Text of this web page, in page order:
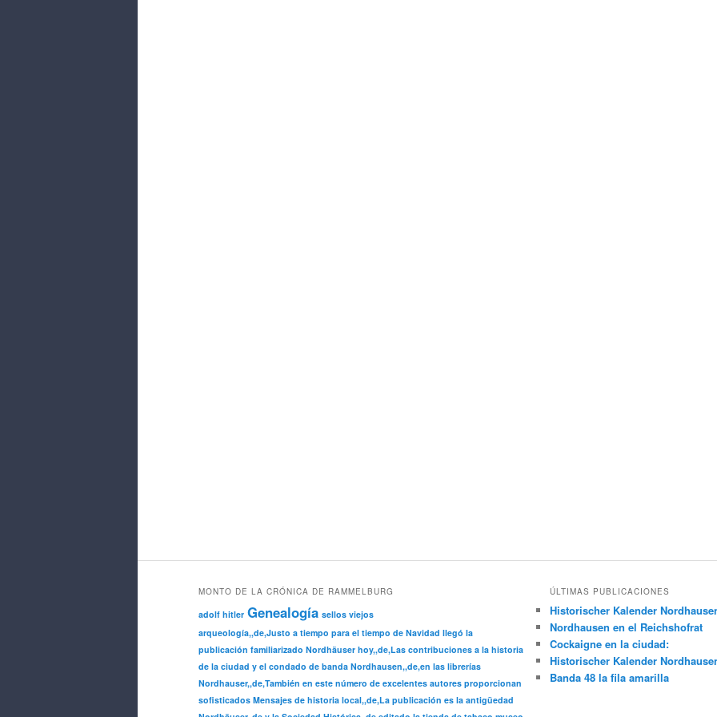
MONTO DE LA CRÓNICA DE RAMMELBURG
adolf hitler Genealogía sellos viejos
arqueología,,de,Justo a tiempo para el tiempo de Navidad llegó la
publicación familiarizado Nordhäuser hoy,,de,Las contribuciones a la historia
de la ciudad y el condado de banda Nordhausen,,de,en las librerías
Nordhauser,,de,También en este número de excelentes autores proporcionan
sofisticados Mensajes de historia local,,de,La publicación es la antigüedad
ÚLTIMAS PUBLICACIONES
Historischer Kalender
Nordhausen en el Reichshofrat
Cockaigne en la ciudad:
Historischer Kalender
Banda 48 la fila amarilla